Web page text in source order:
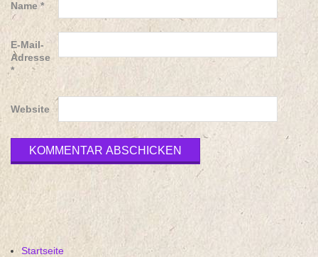
Name *
E-Mail-
Adresse
*
Website
Startseite